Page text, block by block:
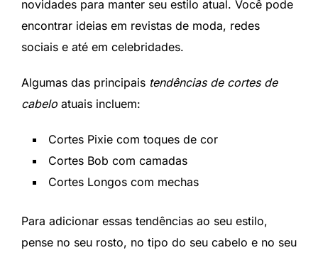
novidades para manter seu estilo atual. Você pode
encontrar ideias em revistas de moda, redes
sociais e até em celebridades.
Algumas das principais tendências de cortes de
cabelo atuais incluem:
Cortes Pixie com toques de cor
Cortes Bob com camadas
Cortes Longos com mechas
Para adicionar essas tendências ao seu estilo,
pense no seu rosto, no tipo do seu cabelo e no seu